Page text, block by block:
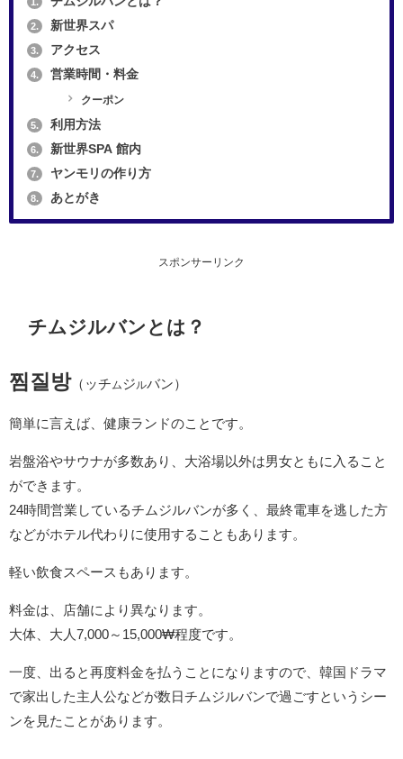
1.
2. 新世界スパ
3. アクセス
4. 営業時間・料金
クーポン
5. 利用方法
6. 新世界SPA 館内
7. ヤンモリの作り方
8. あとがき
スポンサーリンク
チムジルバンとは？
찜질방（ッチ ムジ ルバン）
簡単に言えば、健康ランドのことです。
岩盤浴やサウナが多数あり、大浴場以外は男女ともに入ること
ができます。
24時間営業しているチムジルバンが多く、最終電車を逃した方
などがホテル代わりに使用することもあります。
軽い飲食スペースもあります。
料金は、店舗により異なります。
大体、大人7,000～15,000₩程度です。
一度、出ると再度料金を払うことになりますので、韓国ドラマ
で家出した主人公などが数日チムジルバンで過ごすというシー
ンを見たことがあります。